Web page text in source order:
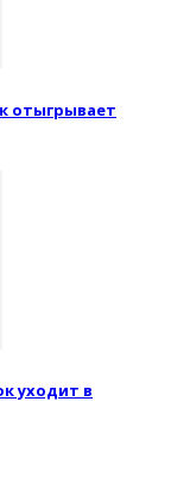
отыгрывает
уходит в